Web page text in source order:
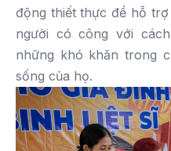
động thiết thực để hỗ
người có công với
những khó khăn trong
sống của họ.